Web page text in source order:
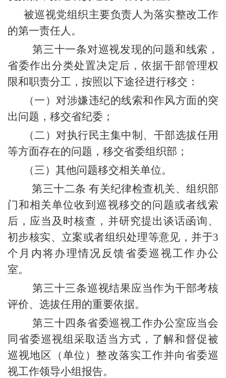
被巡视党组织主要负责人为落实整改工作
的第一责任人。
第三十一条对巡视发现的问题和线索，
省委作出分类处置决定后，依据干部管理权
限和职责分工，按照以下途径进行移交：
（一）对涉嫌违纪的线索和作风方面的突
出问题，移交省纪委；
（二）对执行民主集中制、干部选拔任用
等方面存在的问题，移交省委组织部；
（三）其他问题移交相关单位。
第三十二条 有关纪律检查机关、组织部
门和相关单位收到巡视移交的问题或者线索
后，应当及时核查，并研究提出谈话函询、
初步核实、立案或者组织处理等意见，并于3
个月内将办理情况反馈省委巡视工作办公
室。
第三十三条巡视结果应当作为干部考核
评价、选拔任用的重要依据。
第三十四条省委巡视工作办公室应当会
同省委巡视组采取适当方式，了解和督促被
巡视地区（单位）整改落实工作并向省委巡
视工作领导小组报告。